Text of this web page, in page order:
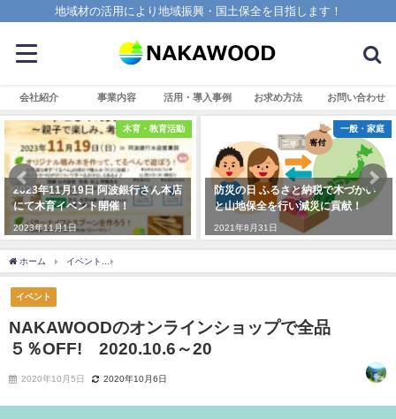
地域材の活用により地域振興・国土保全を目指します！
会社紹介 事業内容 活用・導入事例 お求め方法 お問い合わせ
木育・教育活動
2023年11月19日 阿波銀行さん本店
にて木育イベント開催！
2023年11月1日
一般・家庭
防災の日 ふるさと納税で木づかい
と山地保全を行い減災に貢献！
2021年8月31日
ホーム イベント
イベント
NAKAWOODのオンラインショップで全品
５％OFF! 2020.10.6～20
2020年10月5日 2020年10月6日